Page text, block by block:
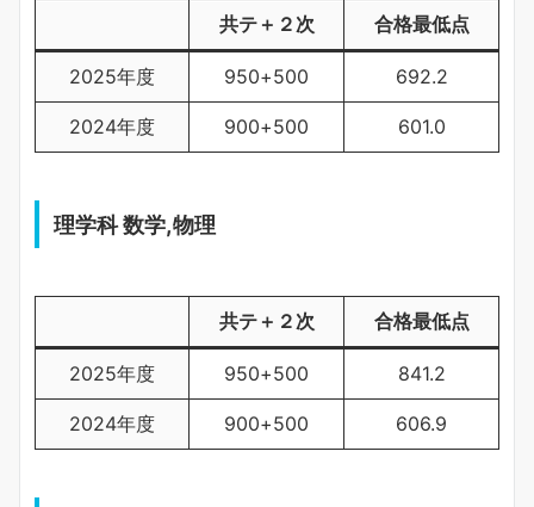
共テ＋２次 合格最低点
2025年度 950+500 692.2
2024年度 900+500 601.0
理学科 数学,物理
共テ＋２次 合格最低点
2025年度 950+500 841.2
2024年度 900+500 606.9